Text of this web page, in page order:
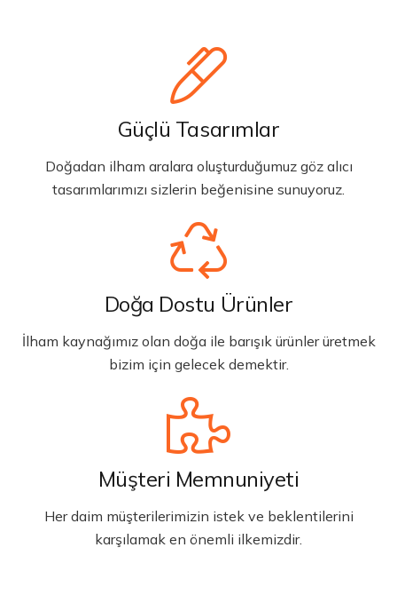
Güçlü Tasarımlar
Doğadan ilham aralara oluşturduğumuz göz alıcı
tasarımlarımızı sizlerin beğenisine sunuyoruz.
Doğa Dostu Ürünler
İlham kaynağımız olan doğa ile barışık ürünler üretmek
bizim için gelecek demektir.
Müşteri Memnuniyeti
Her daim müşterilerimizin istek ve beklentilerini
karşılamak en önemli ilkemizdir.